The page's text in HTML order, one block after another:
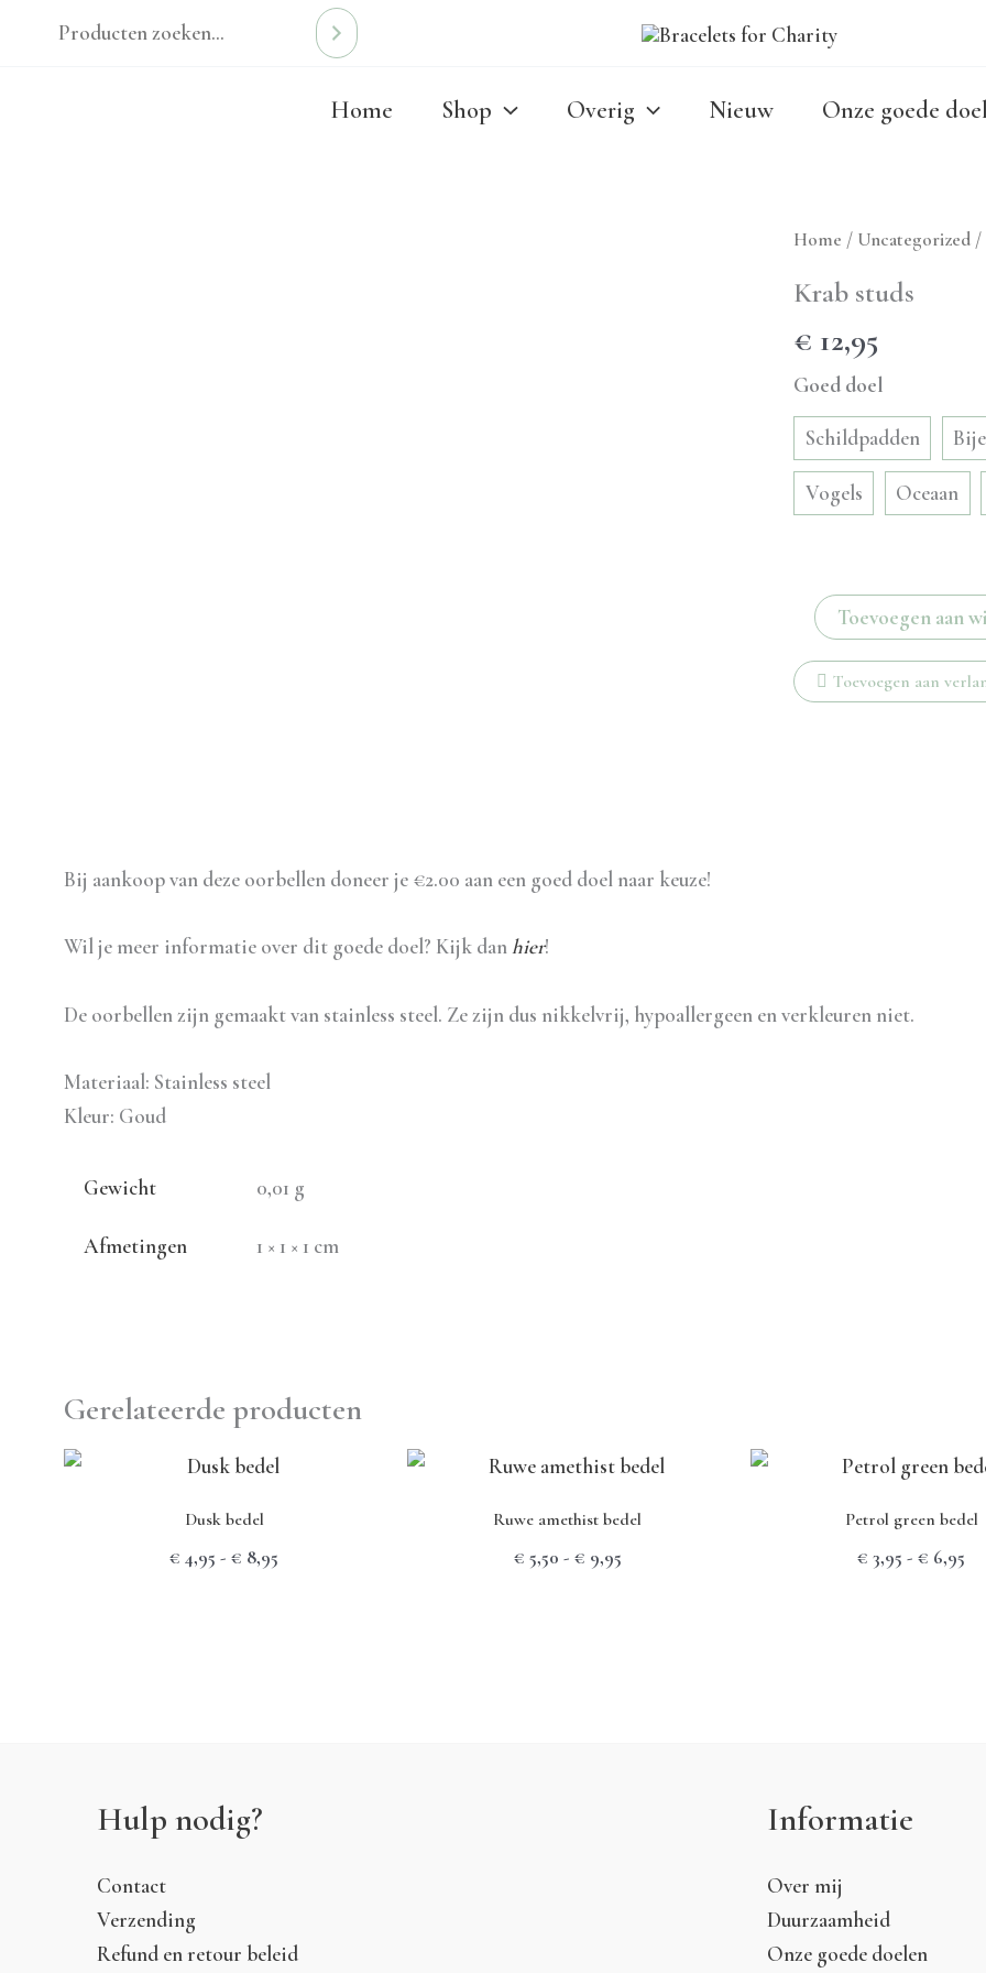
Home Shop Overig Nieuw Onze goede
Home / Uncategorized /
Krab studs
€ 12,95
Goed doel
Schildpadden
Vogels Oceaan
Krab
studs
aantal
Toevoegen aan
Toevoegen aan
Bij aankoop van deze oorbellen doneer je €2.00 aan een goed doel naar keuze!
Wil je meer informatie over dit goede doel? Kijk danhier!
De oorbellen zijn gemaakt van stainless steel. Ze zijn dus nikkelvrij, hypoallergeen en verkleuren niet.
Materiaal: Stainless steel
Kleur: Goud
Gewicht 0,01 g
Afmetingen 1 × 1 × 1 cm
Gerelateerde producten
Dusk bedel
€ 4,95 - € 8,95
Ruwe amethist bedel
€ 5,50 - € 9,95Prijsklasse:
Petrol green bedel
€ 3,95 - € 6,95
Hulp nodig?
Contact
Verzending
Refund en retour beleid
Informatie
Over mij
Duurzaamheid
Onze goede doelen